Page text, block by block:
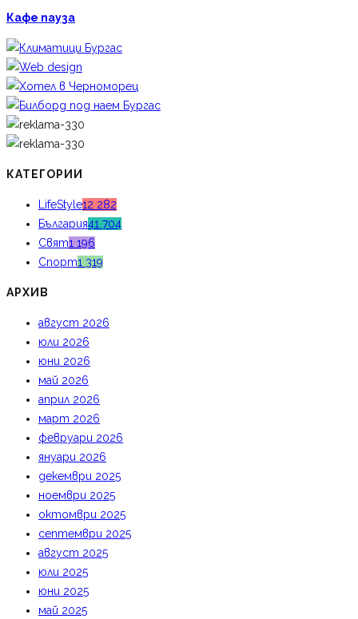
Кафе пауза
КАТЕГОРИИ
LifeStyle12 282
България41 704
Свят1 196
Спорт1 319
АРХИВ
август 2026
юли 2026
юни 2026
май 2026
април 2026
март 2026
февруари 2026
януари 2026
декември 2025
ноември 2025
октомври 2025
септември 2025
август 2025
юли 2025
юни 2025
май 2025